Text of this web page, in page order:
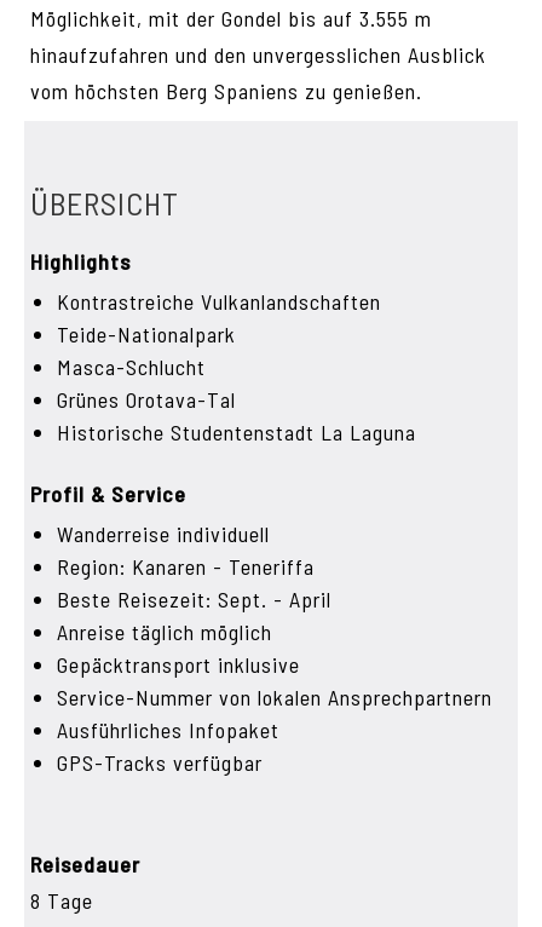
Möglichkeit, mit der Gondel bis auf 3.555 m
hinaufzufahren und den unvergesslichen Ausblick
vom höchsten Berg Spaniens zu genießen.
ÜBERSICHT
Highlights
Kontrastreiche Vulkanlandschaften
Teide-Nationalpark
Masca-Schlucht
Grünes Orotava-Tal
Historische Studentenstadt La Laguna
Profil & Service
Wanderreise individuell
Region: Kanaren - Teneriffa
Beste Reisezeit: Sept. - April
Anreise täglich möglich
Gepäcktransport inklusive
Service-Nummer von lokalen Ansprechpartnern
Ausführliches Infopaket
GPS-Tracks verfügbar
Reisedauer
8 Tage